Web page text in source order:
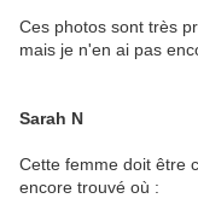
Ces photos sont très
mais je n'en ai pas
Sarah N
Cette femme doit être
encore trouvé où :